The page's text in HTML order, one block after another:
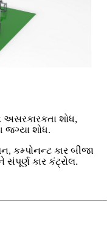
અસરકારકતા શોધ,
જગ્યા શોધ.
કમ્પોનન્ટ કાર બીજા
સંપૂર્ણ કાર કંટ્રોલ.